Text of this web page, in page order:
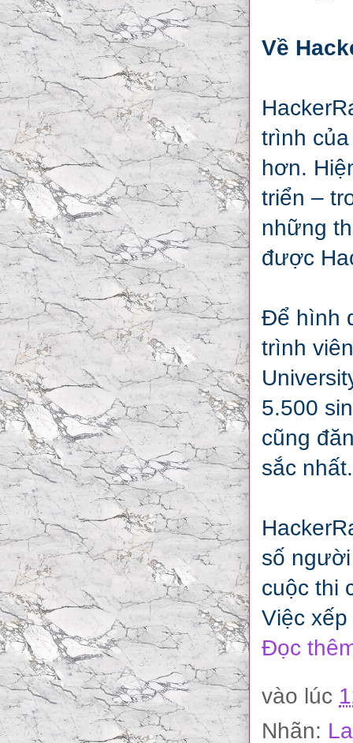
Về
trình
hơn.
triển –
những
được
Để hình
trình
5.500
cũng
sắc nhất.
số
cuộc thi
Việc
Đọc
vào lúc
Nhãn: